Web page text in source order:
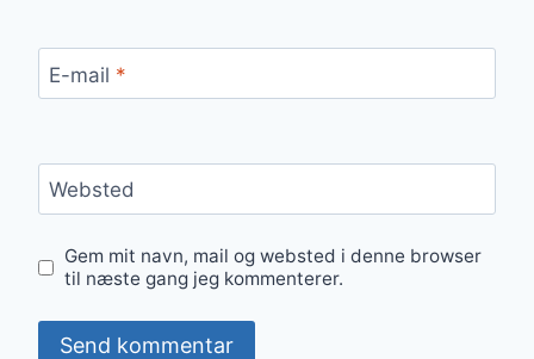
E-mail *
Websted
Gem mit navn, mail og websted i denne browser
til næste gang jeg kommenterer.